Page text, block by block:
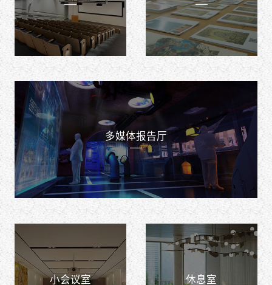
多媒体报告厅
小会议室 休息室